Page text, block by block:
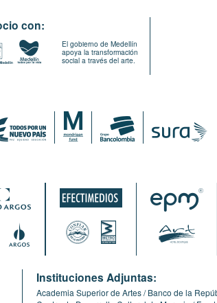
con:
El gobierno de Medellín
apoya la transformación
social a través del arte.
Instituciones Adjuntas:
Academia Superior de Artes Banco de la